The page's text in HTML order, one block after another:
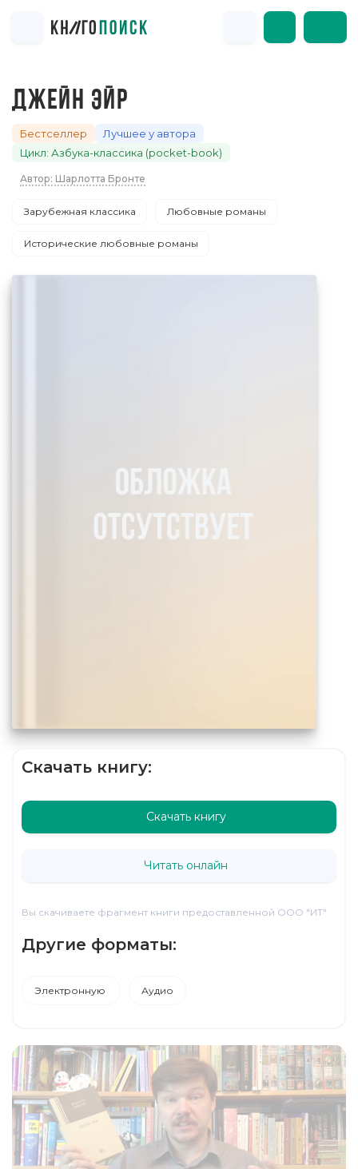
ДЖЕЙН ЭЙР
Бестселлер
Лучшее у автора
Цикл: Азбука-классика (pocket-book)
Автор: Шарлотта Бронте
Зарубежная классика Любовные романы
Исторические любовные романы
Скачать книгу:
Скачать книгу
Читать онлайн
Вы скачиваете фрагмент книги предоставленной ООО "ИТ"
Другие форматы:
Электронную Аудио